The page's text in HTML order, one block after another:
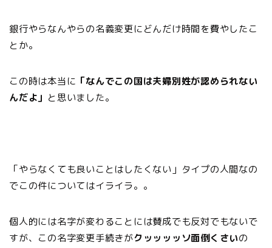
銀行やらなんやらの名義変更にどんだけ時間を費やしたこ
とか。
この時は本当に 「なんでこの国は夫婦別姓が認められない
んだよ」 と思いました。
「やらなくても良いことはしたくない」タイプの人間なの
でこの件についてはイライラ。。
個人的には名字が変わることには賛成でも反対でもないで
すが、この名字変更手続きがクッッッッソ面倒くさいの